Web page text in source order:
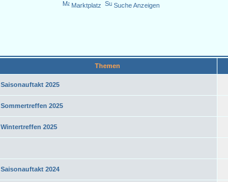
Marktplatz
Suche Anzeigen
Themen
Saisonauftakt 2025
Sommertreffen 2025
Wintertreffen 2025
Saisonauftakt 2024